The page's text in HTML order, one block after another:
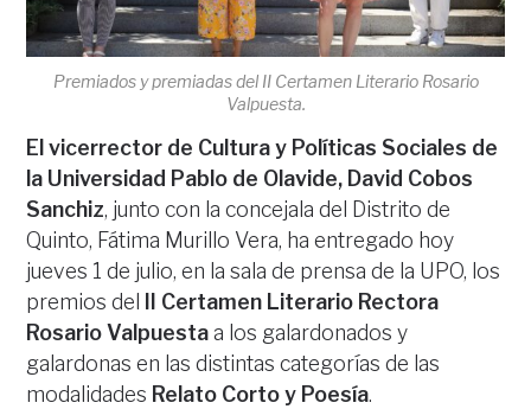
Premiados y premiadas del II Certamen Literario Rosario
Valpuesta.
El vicerrector de Cultura y Políticas Sociales de
la Universidad Pablo de Olavide, David Cobos
Sanchiz, junto con la concejala del Distrito de
Quinto, Fátima Murillo Vera, ha entregado hoy
jueves 1 de julio, en la sala de prensa de la UPO, los
premios del
II Certamen Literario Rectora
Rosario Valpuestaa los galardonados y
galardonas en las distintas categorías de las
modalidades Relato Corto y Poesía.